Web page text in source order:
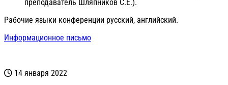
преподаватель Шляпников С.Е.).
Рабочие языки конференции русский, английский.
Информационное письмо
14 января 2022